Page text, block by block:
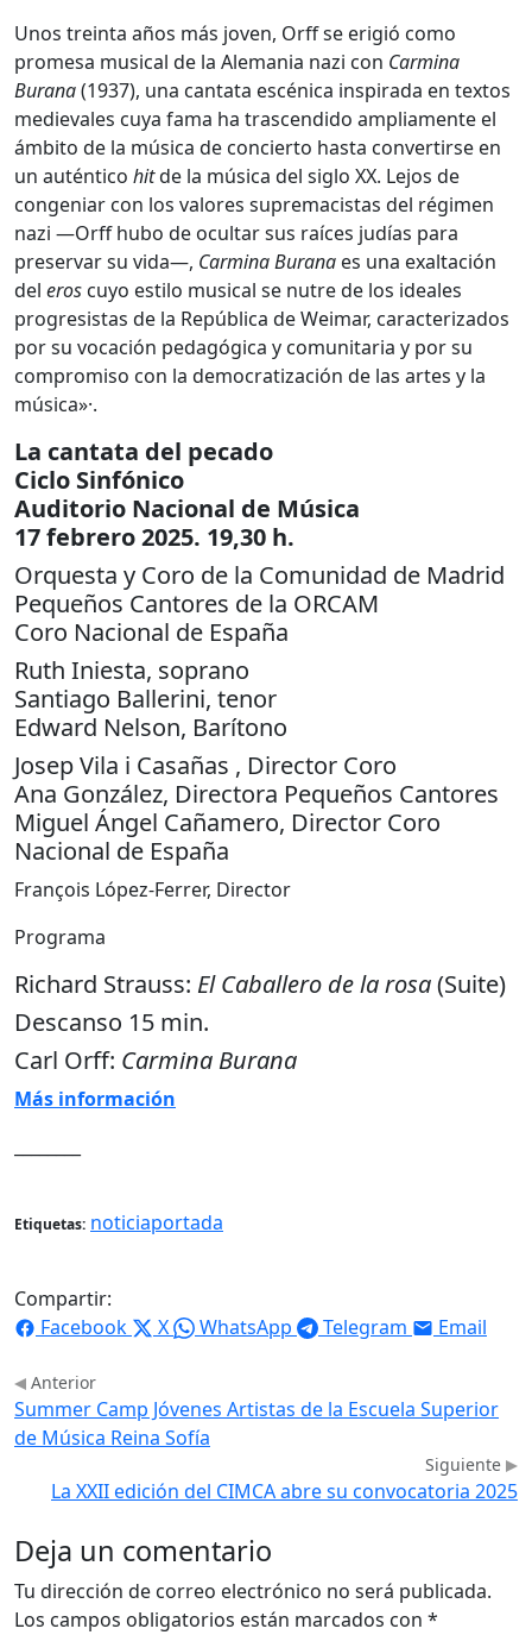
Unos treinta años más joven, Orff se erigió como
promesa musical de la Alemania nazi con Carmina
Burana(1937), una cantata escénica inspirada en textos
medievales cuya fama ha trascendido ampliamente el
ámbito de la música de concierto hasta convertirse en
un auténtico hitde la música del siglo XX. Lejos de
congeniar con los valores supremacistas del régimen
nazi —Orff hubo de ocultar sus raíces judías para
preservar su vida—, Carmina Burana es una exaltación
del eros cuyo estilo musical se nutre de los ideales
progresistas de la República de Weimar, caracterizados
por su vocación pedagógica y comunitaria y por su
compromiso con la democratización de las artes y la
música»·.
La cantata del pecado
Ciclo Sinfónico
Auditorio Nacional de Música
17 febrero 2025. 19,30 h.
Orquesta y Coro de la Comunidad de Madrid
Pequeños Cantores de la ORCAM
Coro Nacional de España
Ruth Iniesta, soprano
Santiago Ballerini, tenor
Edward Nelson, Barítono
Josep Vila i Casañas , Director Coro
Ana González, Directora Pequeños Cantores
Miguel Ángel Cañamero, Director Coro
Nacional de España
François López-Ferrer, Director
Programa
Richard Strauss: El Caballero de la rosa(Suite)
Descanso 15 min.
Carl Orff: Carmina Burana
Más información
Etiquetas: noticiaportada
Compartir:
Facebook
X WhatsApp Telegram Email
Anterior
Summer Camp Jóvenes Artistas de la Escuela Superior
de Música Reina Sofía
Siguiente
La XXII edición del CIMCA abre su convocatoria 2025
Deja un comentario
Tu dirección de correo electrónico no será publicada.
Los campos obligatorios están marcados con *